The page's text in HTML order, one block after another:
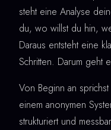
steht eine Analyse
du, wo willst du hin,
Daraus entsteht eine
Schritten. Darum geht
Von Beginn an
einem anonymen
strukturiert und